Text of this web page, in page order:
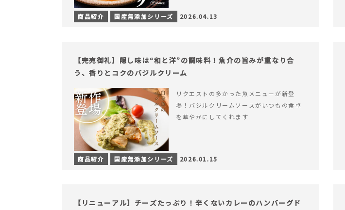
商品紹介 国産無添加シリーズ 2026.04.13
【完売御礼】隠し味は“和と洋”の調味料！魚介の旨みが重なり合
う、香りとコクのバジルクリーム
リクエストの多かった魚メニューが新登
場！バジルクリームソースがいつもの食卓
を華やかにしてくれます
商品紹介 国産無添加シリーズ 2026.01.15
【リニューアル】チーズたっぷり！辛くないカレーのハンバーグド